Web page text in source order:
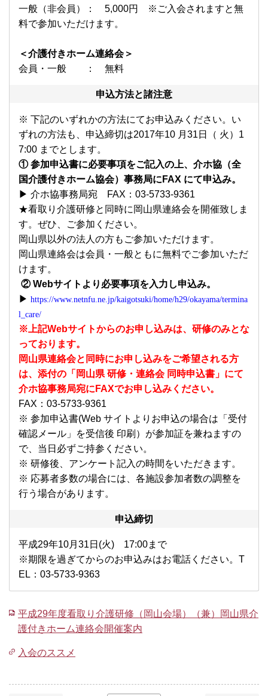
一般（非会員）： 5,000円 ※ご入会されますと無
料で参加いただけます。
＜介護付きホーム連絡会＞
会員・一般 ： 無料
申込方法と諸注意
※ 下記のいずれかの方法にてお申込みください。い
ずれの方法も、申込締切は2017年10 月31日（ 火）1
7:00 までとします。
① 参加申込書に必要事項をご記入の上、介ホ協（全
国介護付きホーム協会）事務局にFAX にて申込み。
▶ 介ホ協事務局宛 FAX：03-5733-9361
★看取り介護研修と同時に岡山県連絡会を開催致しま
す。ぜひ、ご参加ください。
岡山県以外の法人の方もご参加いただけます。
岡山県連絡会は会員・一般ともに無料でご参加いただ
けます。
② Webサイトより必要事項を入力し申込み。
▶ https://www.netnfu.ne.jp/kaigotsuki/home/h29/okayama/termina
l_care/
※上記Webサイトからのお申し込みは、研修のみとな
っております。
岡山県連絡会と同時にお申し込みをご希望される方
は、添付の「岡山県 研修・連絡会 同時申込書」にて
介ホ協事務局宛にFAXでお申し込みください。
FAX：03-5733-9361
※ 参加申込書(Web サイトよりお申込の場合は「受付
確認メール」を受信後 印刷）が参加証を兼ねますの
で、当日必ずご持参ください。
※ 研修後、アンケート記入の時間をいただきます。
※ 応募者多数の場合には、各施設参加者数の調整を
行う場合があります。
申込締切
平成29年10月31日(火) 17:00まで
※期限を過ぎてからのお申込みはお電話ください。T
EL：03-5733-9363
平成29年度看取り介護研修（岡山会場）（兼）岡山県介
護付きホーム連絡会開催案内
入会のススメ